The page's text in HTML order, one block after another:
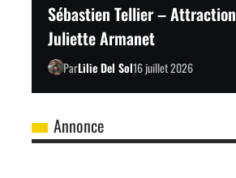
Sébastien Tellier –
Juliette Armanet
ParLilie Del Sol16 juillet 2026
Annonce